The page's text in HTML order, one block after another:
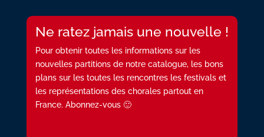
Ne ratez jamais une nouvelle !
Pour obtenir toutes les informations sur les
nouvelles partitions de notre catalogue, les bons
plans sur les toutes les rencontres les festivals et
les représentations des chorales partout en
France. Abonnez-vous 🙂